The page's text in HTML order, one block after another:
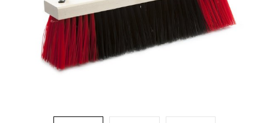
Guenilles et éponges
Hygiène personnelle
Microfibres et linges divers
Poubelles